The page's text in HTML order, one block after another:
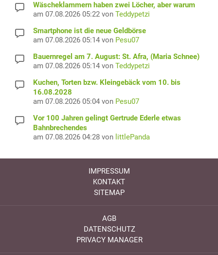
Wäscheklammern haben zwei Löcher, aber warum
am 07.08.2026 05:22 von Teddypetzi
Smartphone ist die neue Geldbörse
am 07.08.2026 05:14 von Pesu07
Bauernregel am 7. August: St. Afra, (Maria Schnee)
am 07.08.2026 05:14 von Teddypetzi
Kuchen, Torten bzw. Kleingebäck vom 10. bis
16.08.2028
am 07.08.2026 05:04 von Pesu07
Vor 100 Jahren gelingt Gertrude Ederle etwas
Bahnbrechendes
am 07.08.2026 04:28 von littlePanda
IMPRESSUM
KONTAKT
SITEMAP
AGB
DATENSCHUTZ
PRIVACY MANAGER